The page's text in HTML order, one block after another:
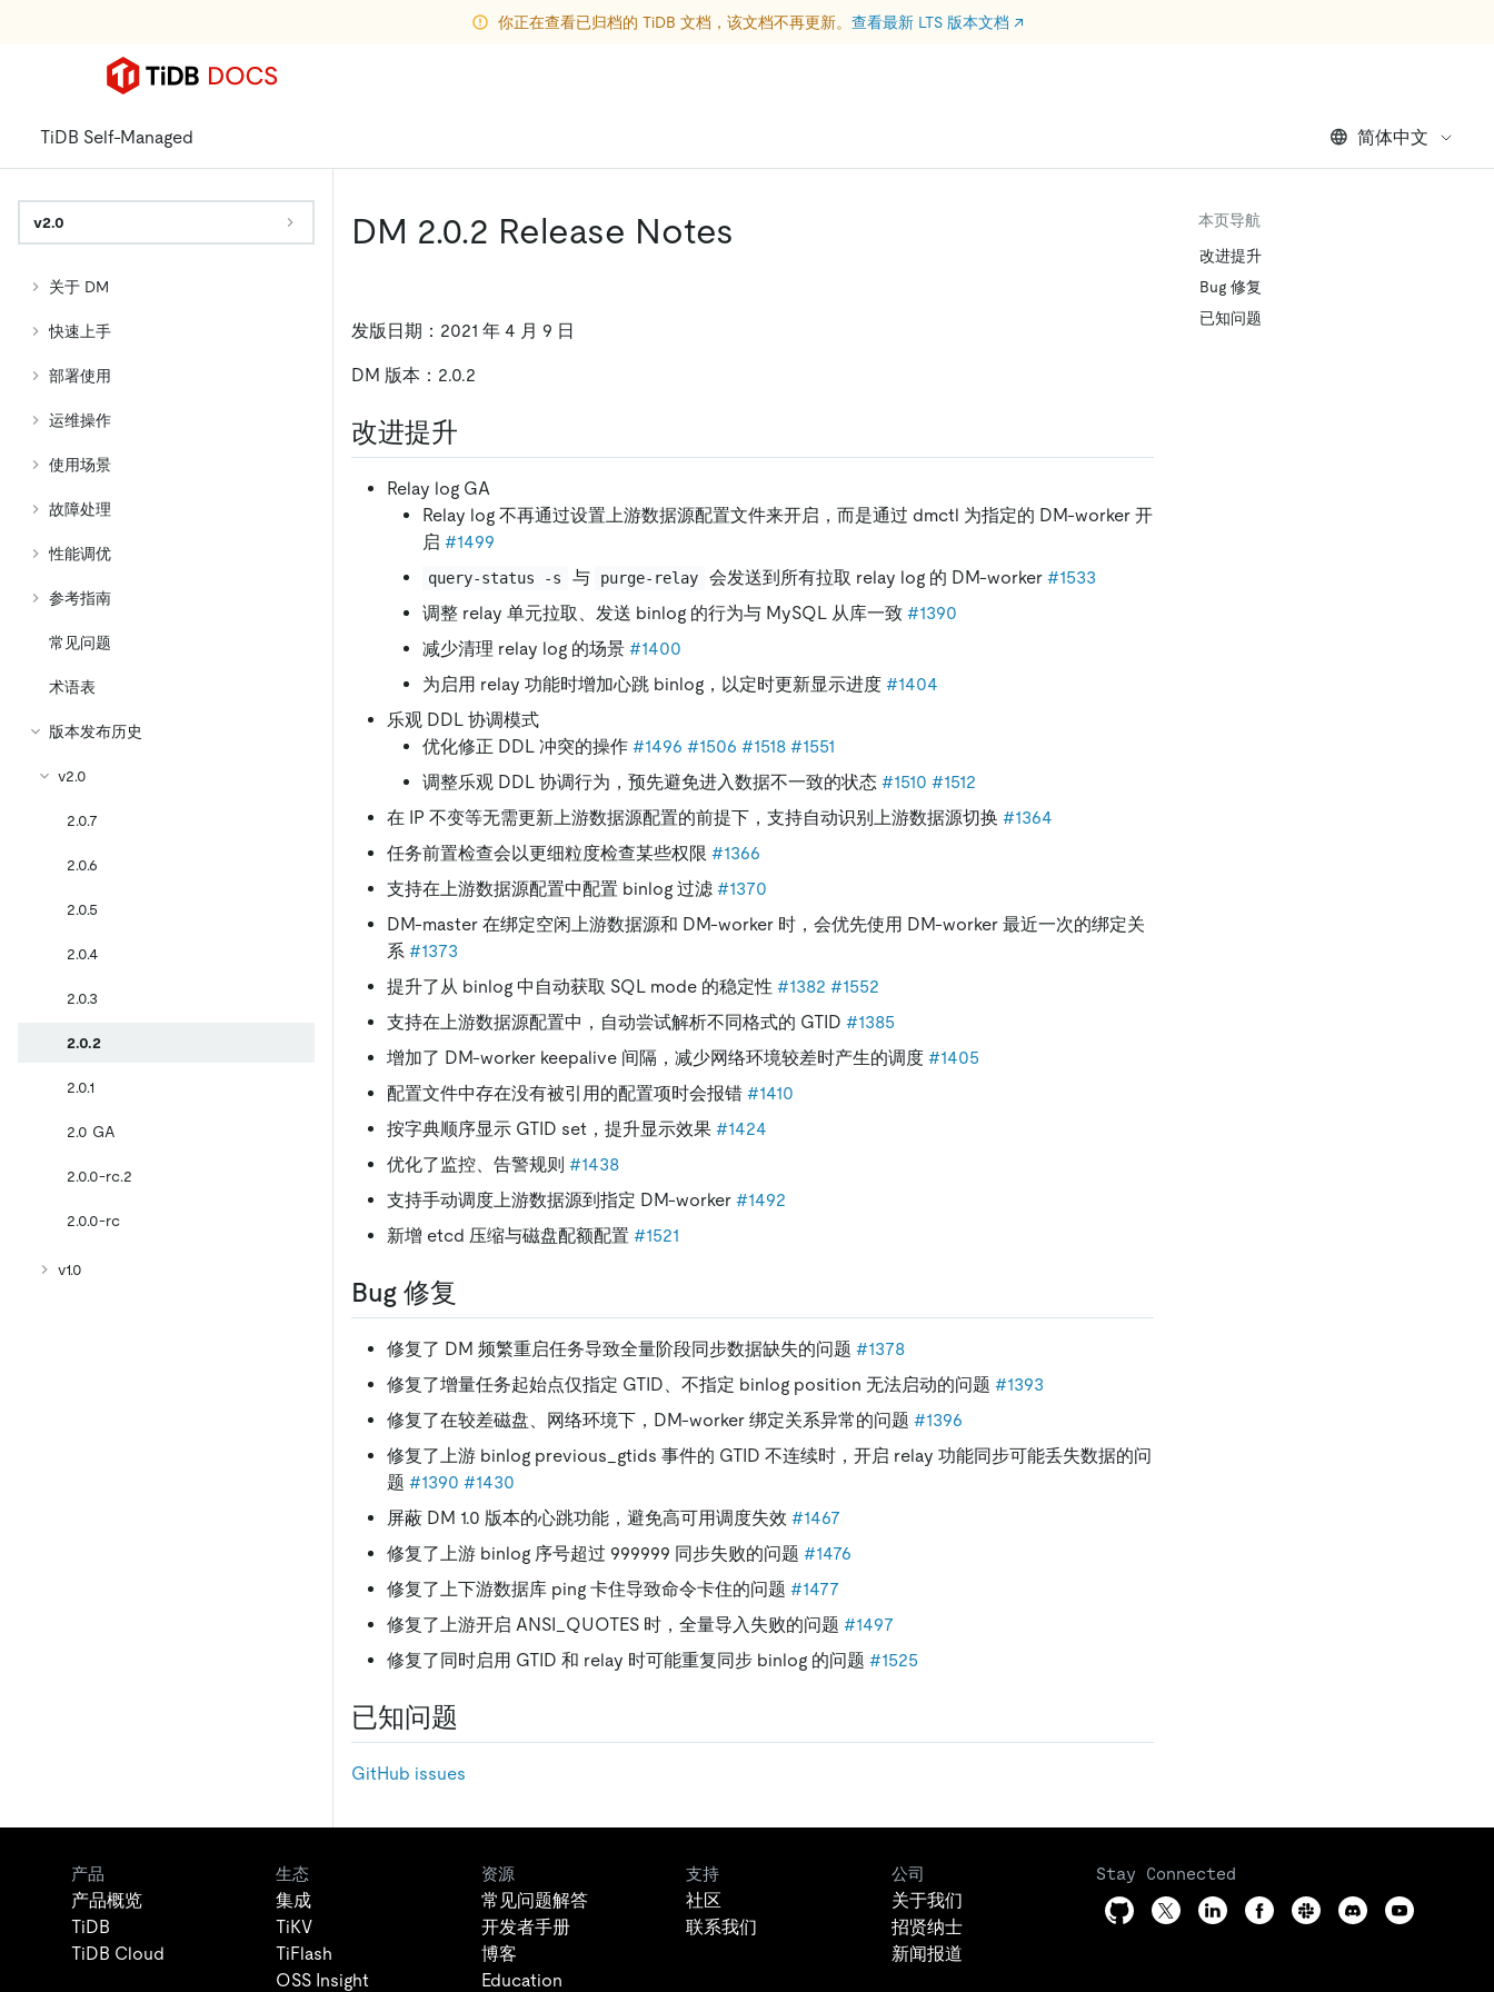
你正在查看已归档的 TiDB 文档，该文档不再更新。 查看最新 LTS 版本文档 ↗
TiDB Self-Managed 简体中文
v2.0
关于 DM
快速上手
部署使用
运维操作
使用场景
故障处理
性能调优
参考指南
常见问题
术语表
版本发布历史
v2.0
2.0.7
2.0.6
2.0.5
2.0.4
2.0.3
2.0.2
2.0.1
2.0 GA
2.0.0-rc.2
2.0.0-rc
v1.0
DM 2.0.2 Release Notes
发版日期：2021 年 4 月 9 日
DM 版本：2.0.2
改进提升
Relay log GA
Relay log 不再通过设置上游数据源配置文件来开启，而是通过 dmctl 为指定的 DM-worker 开
启 #1499
query-status -s 与 purge-relay 会发送到所有拉取 relay log 的 DM-worker #1533
调整 relay 单元拉取、发送 binlog 的行为与 MySQL 从库一致 #1390
减少清理 relay log 的场景 #1400
为启用 relay 功能时增加心跳 binlog，以定时更新显示进度 #1404
乐观 DDL 协调模式
优化修正 DDL 冲突的操作 #1496 #1506 #1518 #1551
调整乐观 DDL 协调行为，预先避免进入数据不一致的状态 #1510 #1512
在 IP 不变等无需更新上游数据源配置的前提下，支持自动识别上游数据源切换 #1364
任务前置检查会以更细粒度检查某些权限 #1366
支持在上游数据源配置中配置 binlog 过滤 #1370
DM-master 在绑定空闲上游数据源和 DM-worker 时，会优先使用 DM-worker 最近一次的绑定关
系 #1373
提升了从 binlog 中自动获取 SQL mode 的稳定性 #1382 #1552
支持在上游数据源配置中，自动尝试解析不同格式的 GTID #1385
增加了 DM-worker keepalive 间隔，减少网络环境较差时产生的调度 #1405
配置文件中存在没有被引用的配置项时会报错 #1410
按字典顺序显示 GTID set，提升显示效果 #1424
优化了监控、告警规则 #1438
支持手动调度上游数据源到指定 DM-worker #1492
新增 etcd 压缩与磁盘配额配置 #1521
Bug 修复
修复了 DM 频繁重启任务导致全量阶段同步数据缺失的问题 #1378
修复了增量任务起始点仅指定 GTID、不指定 binlog position 无法启动的问题 #1393
修复了在较差磁盘、网络环境下，DM-worker 绑定关系异常的问题 #1396
修复了上游 binlog previous_gtids 事件的 GTID 不连续时，开启 relay 功能同步可能丢失数据的问
题 #1390 #1430
屏蔽 DM 1.0 版本的心跳功能，避免高可用调度失效 #1467
修复了上游 binlog 序号超过 999999 同步失败的问题 #1476
修复了上下游数据库 ping 卡住导致命令卡住的问题 #1477
修复了上游开启 ANSI_QUOTES 时，全量导入失败的问题 #1497
修复了同时启用 GTID 和 relay 时可能重复同步 binlog 的问题 #1525
已知问题
GitHub issues
本页导航
改进提升
Bug 修复
已知问题
产品
产品概览
TiDB
TiDB Cloud
生态
集成
TiKV
TiFlash
OSS Insight
资源
常见问题解答
开发者手册
博客
Education
支持
社区
联系我们
公司
关于我们
招贤纳士
新闻报道
Stay Connected